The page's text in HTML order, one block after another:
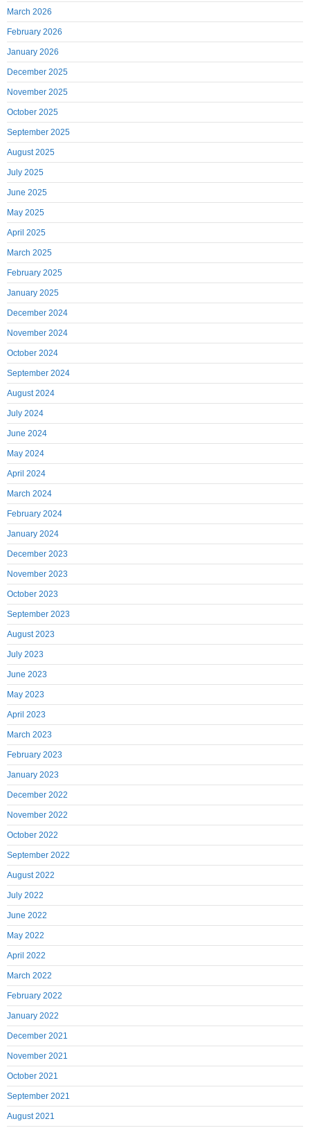
March 2026
February 2026
January 2026
December 2025
November 2025
October 2025
September 2025
August 2025
July 2025
June 2025
May 2025
April 2025
March 2025
February 2025
January 2025
December 2024
November 2024
October 2024
September 2024
August 2024
July 2024
June 2024
May 2024
April 2024
March 2024
February 2024
January 2024
December 2023
November 2023
October 2023
September 2023
August 2023
July 2023
June 2023
May 2023
April 2023
March 2023
February 2023
January 2023
December 2022
November 2022
October 2022
September 2022
August 2022
July 2022
June 2022
May 2022
April 2022
March 2022
February 2022
January 2022
December 2021
November 2021
October 2021
September 2021
August 2021